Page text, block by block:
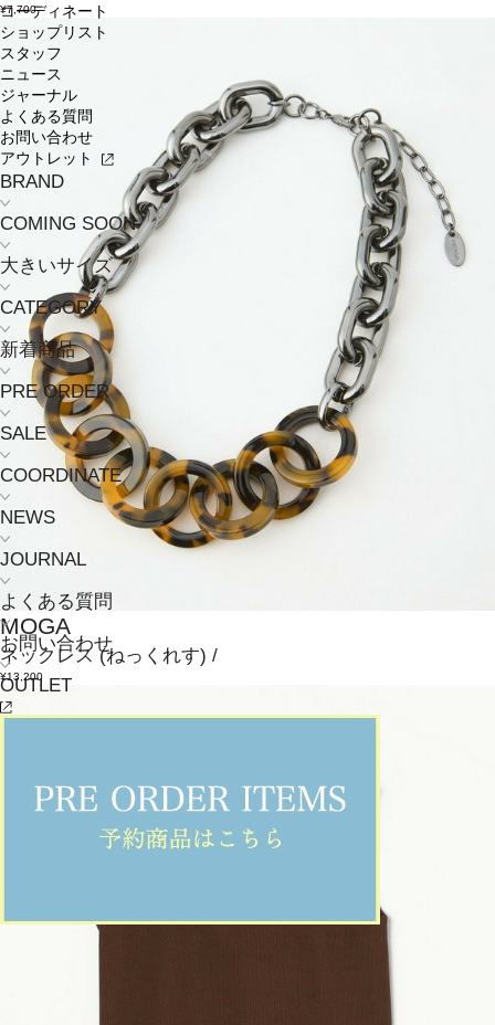
コーディネート
ショップリスト
スタッフ
ニュース
ジャーナル
よくある質問
お問い合わせ
アウトレット
BRAND
COMING SOON
大きいサイズ
CATEGORY
新着商品
PRE ORDER
SALE
COORDINATE
NEWS
JOURNAL
よくある質問
お問い合わせ
OUTLET
¥7,700
MOGA
ネックレス(ねっくれす) /
¥13,200